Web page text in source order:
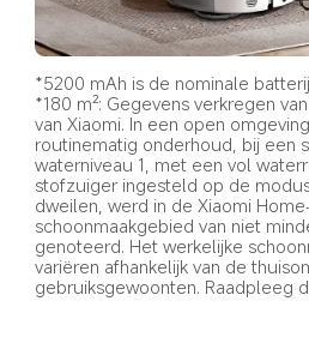
*5200 mAh is de nominale
*180 m²: Gegevens verkregen
van Xiaomi. In een open
routinematig onderhoud, bij een
waterniveau 1, met een vol
stofzuiger ingesteld op de
dweilen, werd in de Xiaomi
schoonmaakgebied van niet
genoteerd. Het werkelijke
variëren afhankelijk van de
gebruiksgewoonten. Raadpleeg